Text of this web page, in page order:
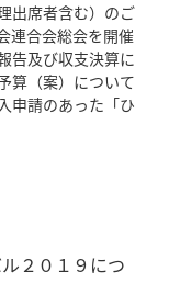
出席者含む）のご
連合会総会を開催
告及び収支決算に
算（案）について
申請のあった「ひ
２０１９につ